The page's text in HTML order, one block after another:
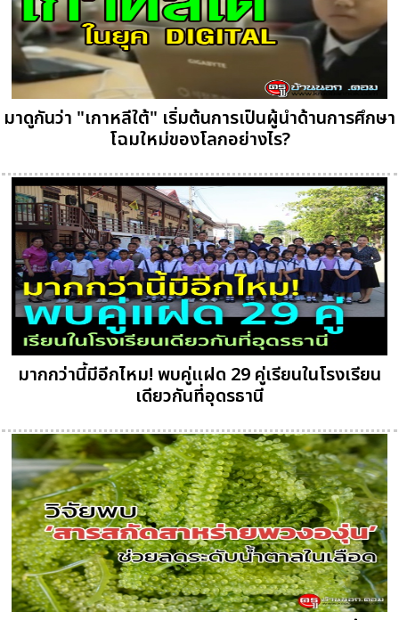
มาดูกันว่า "เกาหลีใต้" เริ่มต้นการเป็นผู้นำด้านการศึกษา
โฉมใหม่ของโลกอย่างไร?
มากกว่านี้มีอีกไหม! พบคู่แฝด 29 คู่เรียนในโรงเรียน
เดียวกันที่อุดรธานี